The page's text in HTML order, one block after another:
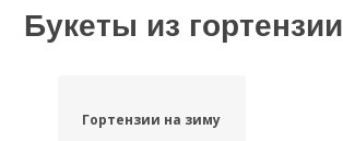
Букеты из гортензии
Гортензии на зиму